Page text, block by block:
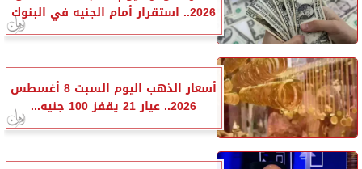
2026.. استقرار أمام الجنيه في البنوك
أسعار الذهب اليوم السبت 8 أغسطس
2026.. عيار 21 يقفز 100 جنيه...